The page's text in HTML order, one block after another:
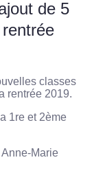
de 5
classes
rentrée 2019.
1re et 2ème
Marie